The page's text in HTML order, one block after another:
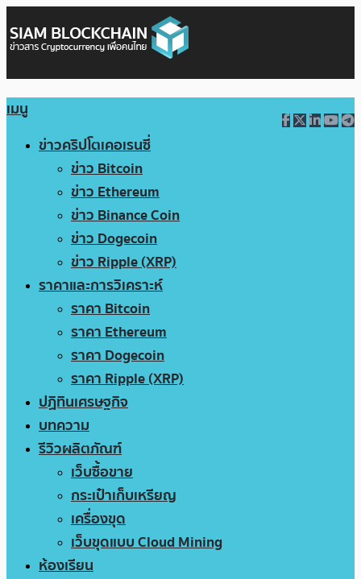
เมนู
ข่าวคริปโตเคอเรนซี่
ข่าว Bitcoin
ข่าว Ethereum
ข่าว Binance Coin
ข่าว Dogecoin
ข่าว Ripple (XRP)
ราคาและการวิเคราะห์
ราคา Bitcoin
ราคา Ethereum
ราคา Dogecoin
ราคา Ripple (XRP)
ปฏิทินเศรษฐกิจ
บทความ
รีวิวผลิตภัณฑ์
เว็บซื้อขาย
กระเป๋าเก็บเหรียญ
เครื่องขุด
เว็บขุดแบบ Cloud Mining
ห้องเรียน